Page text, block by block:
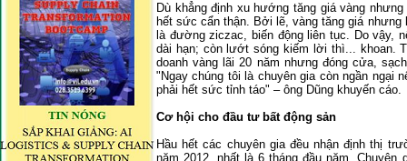
Dù khẳng định xu hướng tăng giá vàng
hết sức cẩn thận. Bởi lẽ, vàng tăng giá
là đường ziczac, biến động liên tục. Do vậy,
dài hạn; còn lướt sóng kiếm lời thì... khoan.
doanh vàng lãi 20 năm nhưng đóng cửa,
"Ngay chúng tôi là chuyên gia còn ngần ngại
phải hết sức tỉnh táo" – ông Dũng khuyến cáo.
Cơ hội cho đầu tư bất động sản
Hầu hết các chuyên gia đều nhận định thị
năm 2012, nhất là 6 tháng đầu năm.